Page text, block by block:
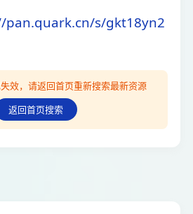
pan.quark.cn/s/gkt18yn2
效，请返回首页重新搜索最新资源
返回首页搜索